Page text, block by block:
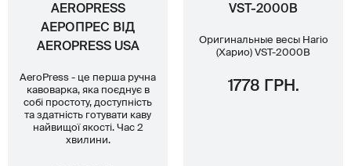
AEROPRESS
АЕРОПРЕС ВІД
AEROPRESS USA
AeroPress - це перша ручна
кавоварка, яка поєднує в
собі простоту, доступність
та здатність готувати каву
найвищої якості. Час 2
хвилини.
VST-2000B
Оригинальные весы Hario
(Харио) VST-2000B
1778 ГРН.